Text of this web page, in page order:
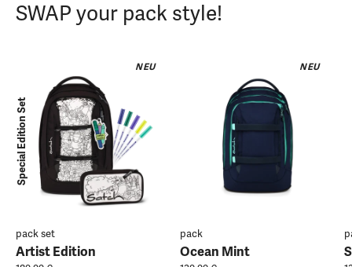
SWAP your pack style!
NEU
Special Edition Set
pack set
Artist Edition
NEU
pack
Ocean Mint